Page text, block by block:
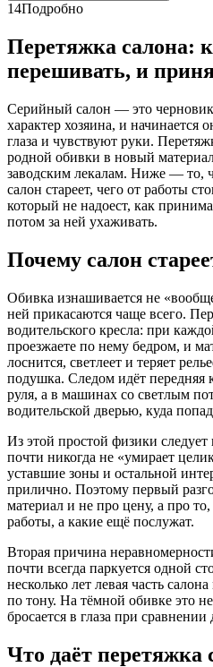
14Подробно
Перетяжка салона:
перешивать, и
Серийный салон — это
характер хозяина, и начинается
глаза и чувствуют руки.
родной обивки в новый
заводским лекалам. Ниже — то,
салон стареет, чего от работы
который не надоест, как
потом за ней ухаживать.
Почему салон
Обивка изнашивается не
ней прикасаются чаще всего.
водительского кресла: при
проезжаете по нему бедром, и
лоснится, светлеет и теряет
подушка. Следом идёт
руля, а в машинах со светлым
водительской дверью, куда
Из этой простой физики
почти никогда не «умирает
уставшие зоны и остальной
прилично. Поэтому первый
материал и не про цену, а про
работы, а какие ещё послужат.
Вторая причина
почти всегда паркуется одной
несколько лет левая часть
по тону. На тёмной обивке это
бросается в глаза при сравнении
Что даёт перетяжка